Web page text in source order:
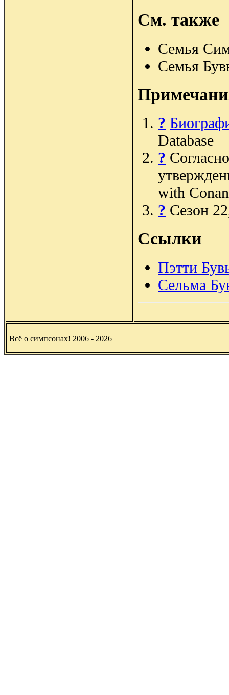
См. также
Семья
Семья
?
Database
?
with
? Сезон
Ссылки
Пэтти
Сельма
Всё о симпсонах! 2006 - 2026